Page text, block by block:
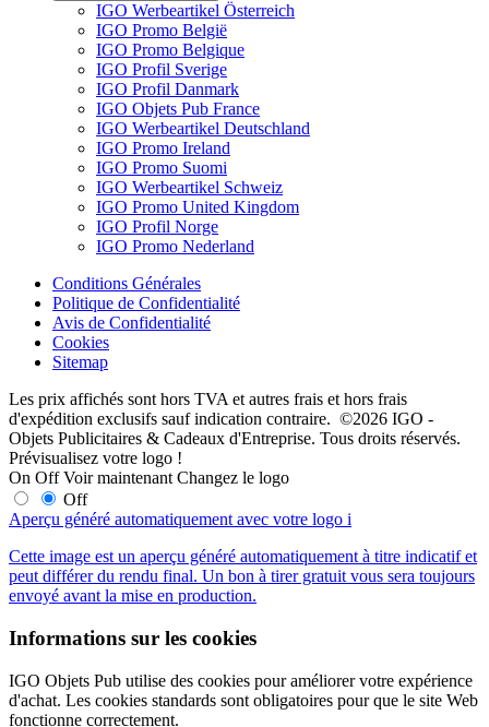
IGO Werbeartikel Österreich
IGO Promo België
IGO Promo Belgique
IGO Profil Sverige
IGO Profil Danmark
IGO Objets Pub France
IGO Werbeartikel Deutschland
IGO Promo Ireland
IGO Promo Suomi
IGO Werbeartikel Schweiz
IGO Promo United Kingdom
IGO Profil Norge
IGO Promo Nederland
Conditions Générales
Politique de Confidentialité
Avis de Confidentialité
Cookies
Sitemap
Les prix affichés sont hors TVA et autres frais et hors frais
d'expédition exclusifs sauf indication contraire. ©2026 IGO -
Objets Publicitaires & Cadeaux d'Entreprise. Tous droits réservés.
Prévisualisez votre logo !
On Off Voir maintenant Changez le logo
Off
Aperçu généré automatiquement avec votre logo i
Cette image est un aperçu généré automatiquement à titre indicatif et
peut différer du rendu final. Un bon à tirer gratuit vous sera toujours
envoyé avant la mise en production.
Informations sur les cookies
IGO Objets Pub utilise des cookies pour améliorer votre expérience
d'achat. Les cookies standards sont obligatoires pour que le site Web
fonctionne correctement.